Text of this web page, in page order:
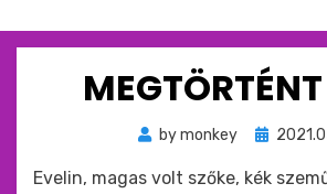
MEGTÖRTÉNT
bymonkey
Beküldve
:
Evelin, magas volt szőke, kék